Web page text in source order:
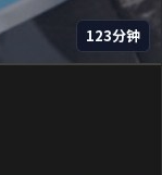
123分钟